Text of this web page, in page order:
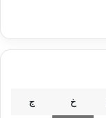
خ ج